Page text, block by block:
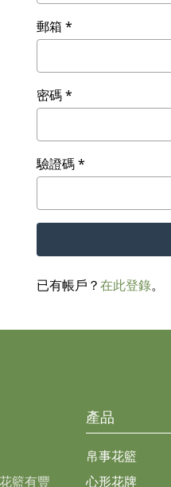
郵箱
密碼
驗證碼
已有帳戶？在此登錄。
籃有豐
產品
帛事花籃
心形花牌